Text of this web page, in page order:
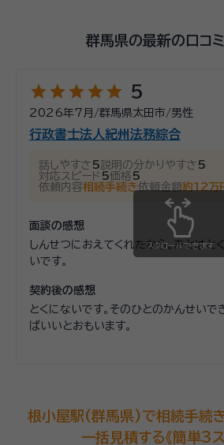
群馬県の最新の口コ
starstarstarstarstar 5
2026年7月 /群馬県太田市/男性
行政書士法人紀州法務綜合
話しやすさ 5説明の分かりやすさ 5
対応スピード 5価格 5
依頼内容相続手続き依頼金額約12万
面談の感想
しんせつにおえてくれたから。あとはと
いです。
契約後の感想
とくにないです。そのひとのかんせいで
ばいいとおもいます。
スクロールできます
根小屋駅(群馬県)で相続手続
一括見積する《簡単3ス